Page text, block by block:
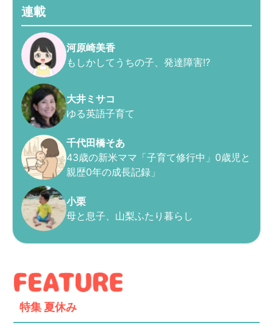
連載
河原崎美香
もしかしてうちの子、発達障害!?
大井ミサコ
ゆる英語子育て
千代田橋そあ
43歳の新米ママ「子育て修行中」0歳児と
親歴0年の成長記録」
小栗
母と息子、山梨ふたり暮らし
特集 夏休み